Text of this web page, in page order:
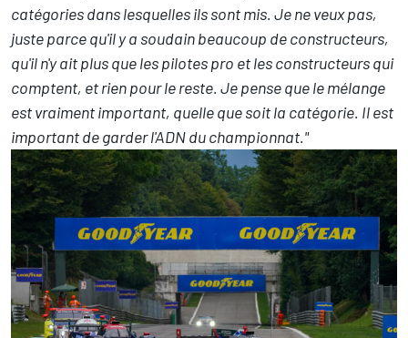
catégories dans lesquelles ils sont mis. Je ne veux pas,
juste parce qu'il y a soudain beaucoup de constructeurs,
qu'il n'y ait plus que les pilotes pro et les constructeurs qui
comptent, et rien pour le reste. Je pense que le mélange
est vraiment important, quelle que soit la catégorie. Il est
important de garder l'ADN du championnat."